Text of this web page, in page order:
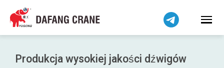
Produkcja wysokiej jakości dźwigów
Bahasa Indonesia
Bahasa Melayu
Tiếng Việt
简体中文